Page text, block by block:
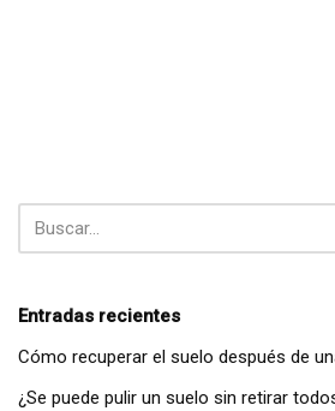
Entradas recientes
Cómo recuperar el suelo después de
¿Se puede pulir un suelo sin retirar